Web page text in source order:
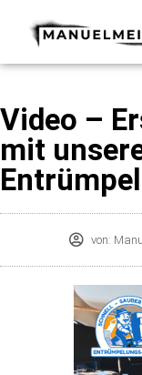
Inhalt
springen
Video –
mit
von: